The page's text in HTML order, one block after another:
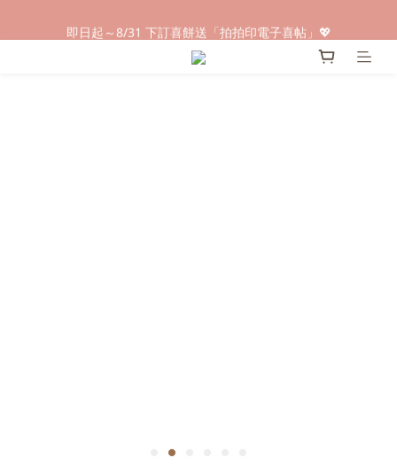
快閃優惠⏰ 馬年寶寶專屬試吃禮遇｜輸碼現折$100